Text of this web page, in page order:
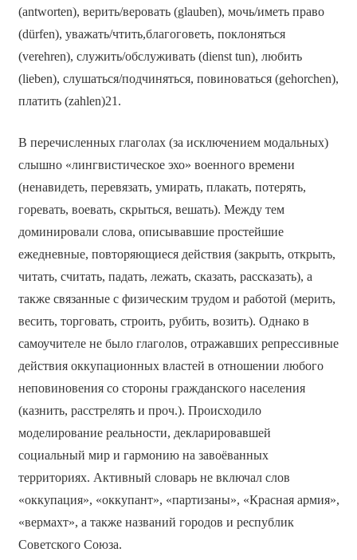
(antworten), верить/веровать (glauben), мочь/иметь право
(dürfen), уважать/чтить,благоговеть, поклоняться
(verehren), служить/обслуживать (dienst tun), любить
(lieben), слушаться/подчиняться, повиноваться (gehorchen),
платить (zahlen)21.
В перечисленных глаголах (за исключением модальных)
слышно «лингвистическое эхо» военного времени
(ненавидеть, перевязать, умирать, плакать, потерять,
горевать, воевать, скрыться, вешать). Между тем
доминировали слова, описывавшие простейшие
ежедневные, повторяющиеся действия (закрыть, открыть,
читать, считать, падать, лежать, сказать, рассказать), а
также связанные с физическим трудом и работой (мерить,
весить, торговать, строить, рубить, возить). Однако в
самоучителе не было глаголов, отражавших репрессивные
действия оккупационных властей в отношении любого
неповиновения со стороны гражданского населения
(казнить, расстрелять и проч.). Происходило
моделирование реальности, декларировавшей
социальный мир и гармонию на завоёванных
территориях. Активный словарь не включал слов
«оккупация», «оккупант», «партизаны», «Красная армия»,
«вермахт», а также названий городов и республик
Советского Союза.